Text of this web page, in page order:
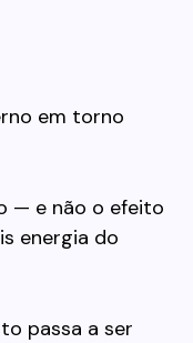
em torno
— e não o efeito
energia do
passa a ser